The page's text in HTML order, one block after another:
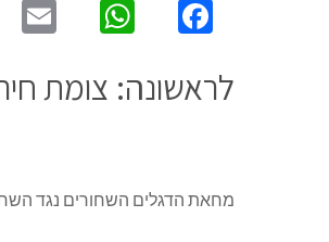
Facebook
WhatsApp
לראשונה: צומת
מחאת הדגלים השחורים נגד